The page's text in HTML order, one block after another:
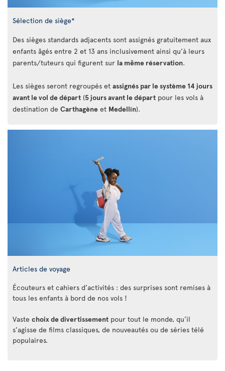
Sélection de siège*
Des sièges standards adjacents sont assignés gratuitement aux
enfants âgés entre 2 et 13 ans inclusivement ainsi qu’à leurs
parents/tuteurs qui figurent sur la même réservation.
Les sièges seront regroupés et assignés par le système 14 jours
avant le vol de départ (5 jours avant le départ pour les vols à
destination de Carthagène et Medellín).
Articles de voyage
Écouteurs et cahiers d’activités : des surprises sont remises à
tous les enfants à bord de nos vols !
Vaste choix de divertissement pour tout le monde, qu’il
s’agisse de films classiques, de nouveautés ou de séries télé
populaires.